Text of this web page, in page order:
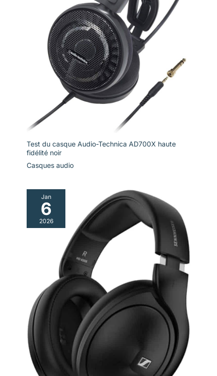
Test du casque Audio-Technica AD700X haute
fidélité noir
Casques audio
Jan
6
2026